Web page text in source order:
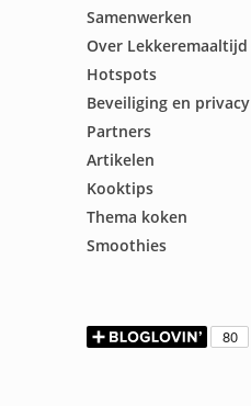
Samenwerken
Over Lekkeremaaltijd
Hotspots
Beveiliging en privacy
Partners
Artikelen
Kooktips
Thema koken
Smoothies